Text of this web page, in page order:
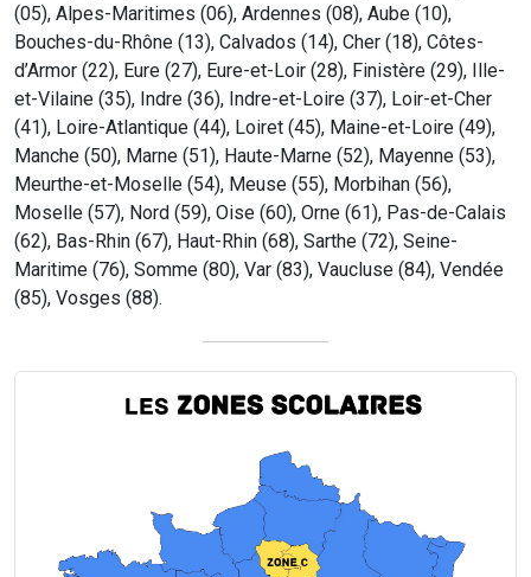
(05), Alpes-Maritimes (06), Ardennes (08), Aube (10),
Bouches-du-Rhône (13), Calvados (14), Cher (18), Côtes-
d’Armor (22), Eure (27), Eure-et-Loir (28), Finistère (29), Ille-
et-Vilaine (35), Indre (36), Indre-et-Loire (37), Loir-et-Cher
(41), Loire-Atlantique (44), Loiret (45), Maine-et-Loire (49),
Manche (50), Marne (51), Haute-Marne (52), Mayenne (53),
Meurthe-et-Moselle (54), Meuse (55), Morbihan (56),
Moselle (57), Nord (59), Oise (60), Orne (61), Pas-de-Calais
(62), Bas-Rhin (67), Haut-Rhin (68), Sarthe (72), Seine-
Maritime (76), Somme (80), Var (83), Vaucluse (84), Vendée
(85), Vosges (88).